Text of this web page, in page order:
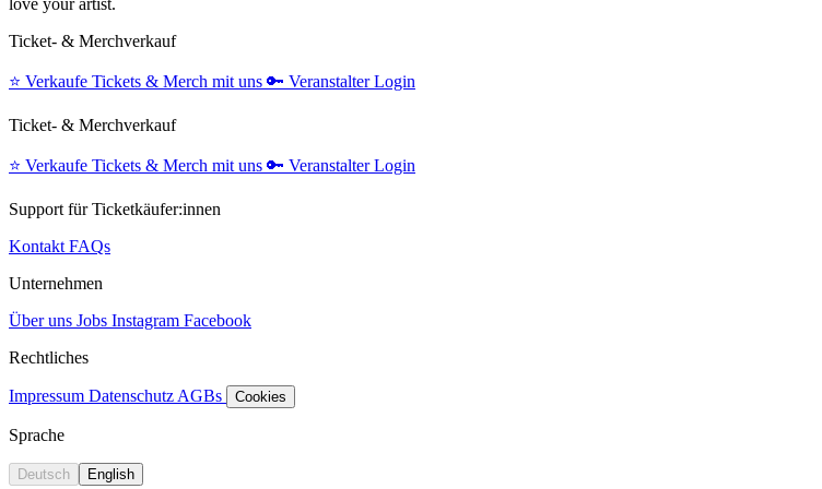
Ticket- & Merchverkauf
⭐️ Verkaufe Tickets & Merch mit uns 🔑 Veranstalter Login
Ticket- & Merchverkauf
⭐️ Verkaufe Tickets & Merch mit uns 🔑 Veranstalter Login
Support für Ticketkäufer:innen
Kontakt FAQs
Unternehmen
Über uns Jobs Instagram Facebook
Rechtliches
Impressum Datenschutz AGBs Cookies
Sprache
Deutsch English